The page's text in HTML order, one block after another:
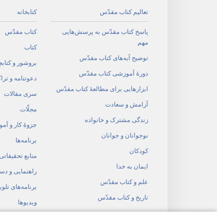
تعالیم کتاب مقدّس
پاسخ کتاب مقدّس به پرسش‌هایی
مهم
توضیح آیه‌های کتاب مقدّس
دورهٔ آموزشی کتاب مقدّس
ابزارهایی برای مطالعهٔ کتاب مقدّس
آرامش و سعادت
زندگی مشترک و خانواده
نوجوانان و جوانان
کودکان
ایمان به خدا
علم و کتاب مقدّس
تاریخ و کتاب مقدّس
کتابخانه
کتاب مقدّس
کتاب
بروشور و
دعوتنامه و
سری مقالات
مجلّات
جزوهٔ کار و
برنامه‌ها
منابع تحقیقاتی
راهنمایی و
برنامه‌های
ویدیوها